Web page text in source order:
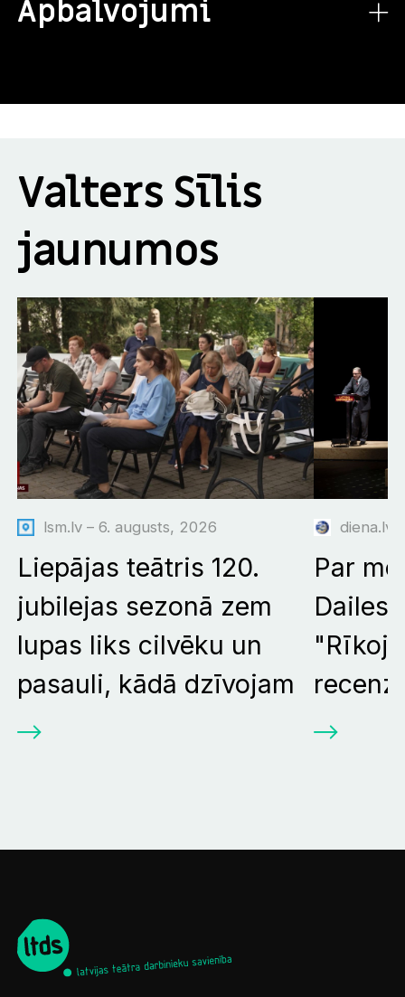
Apbalvojumi
Valters Sīlis
jaunumos
lsm.lv – 6. augusts, 2026
Liepājas teātris 120.
jubilejas sezonā zem
lupas liks cilvēku un
pasauli, kādā dzīvojam
diena.lv
Par
Dailes